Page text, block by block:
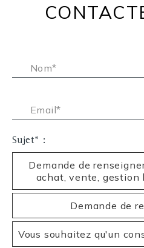
Sujet* :
Demande de
achat, vente, gestion
Demande de
Vous souhaitez qu'un